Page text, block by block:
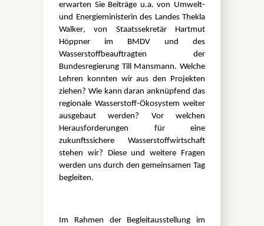
erwarten Sie Beiträge u.a. von Umwelt-
und Energieministerin des Landes Thekla
Walker, von Staatssekretär Hartmut
Höppner im BMDV und des
Wasserstoffbeauftragten der
Bundesregierung Till Mansmann. Welche
Lehren konnten wir aus den Projekten
ziehen? Wie kann daran anknüpfend das
regionale Wasserstoff-Ökosystem weiter
ausgebaut werden? Vor welchen
Herausforderungen für eine
zukunftssichere Wasserstoffwirtschaft
stehen wir? Diese und weitere Fragen
werden uns durch den gemeinsamen Tag
begleiten.
Im Rahmen der Begleitausstellung im